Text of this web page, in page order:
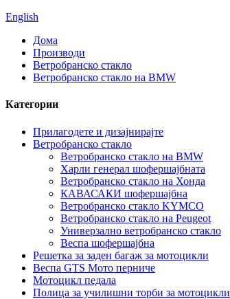
English
Дома
Производи
Ветробранско стакло
Ветробранско стакло на BMW
Категории
Прилагодете и дизајнирајте
Ветробранско стакло
Ветробранско стакло на BMW
Харли генерал шофершајбната
Ветробранско стакло на Хонда
КАВАСАКИ шофершајбна
Ветробранско стакло KYMCO
Ветробранско стакло на Peugeot
Универзално ветробранско стакло
Веспа шофершајбна
Решетка за заден багаж за мотоцикли
Веспа GTS Мото перниче
Мотоцикл педала
Полица за училишни торби за мотоцикли